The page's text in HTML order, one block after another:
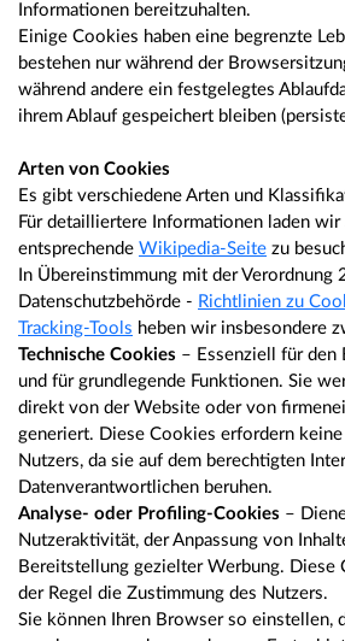
Informationen bereitzuhalten.
Einige Cookies haben eine begrenzte
bestehen nur während der
während andere ein festgelegtes
ihrem Ablauf gespeichert bleiben
Arten von Cookies
Es gibt verschiedene Arten und
Für detailliertere Informationen laden wir
entsprechende Wikipedia-Seite zu
In Übereinstimmung mit der Verordnung
Datenschutzbehörde - Richtlinien zu
Tracking-Tools heben wir insbesondere
Technische Cookies – Essenziell für den
und für grundlegende Funktionen. Sie
direkt von der Website oder von
generiert. Diese Cookies erfordern
Nutzers, da sie auf dem berechtigten
Datenverantwortlichen beruhen.
Analyse- oder Profiling-Cookies –
Nutzeraktivität, der Anpassung von
Bereitstellung gezielter Werbung. Diese
der Regel die Zustimmung des Nutzers.
Sie können Ihren Browser so einstellen,